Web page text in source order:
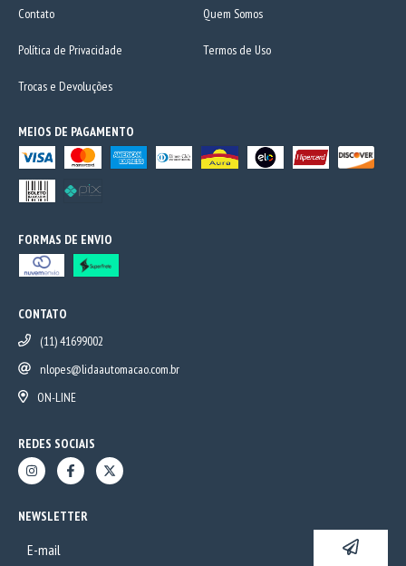
Contato Quem Somos
Política de Privacidade Termos de Uso
Trocas e Devoluções
MEIOS DE PAGAMENTO
FORMAS DE ENVIO
CONTATO
(11) 41699002
nlopes@lidaautomacao.com.br
ON-LINE
REDES SOCIAIS
NEWSLETTER